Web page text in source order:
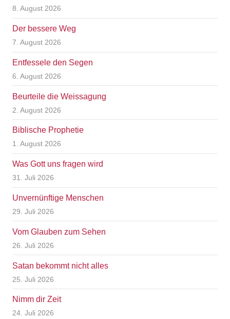
8. August 2026
Der bessere Weg
7. August 2026
Entfessele den Segen
6. August 2026
Beurteile die Weissagung
2. August 2026
Biblische Prophetie
1. August 2026
Was Gott uns fragen wird
31. Juli 2026
Unvernünftige Menschen
29. Juli 2026
Vom Glauben zum Sehen
26. Juli 2026
Satan bekommt nicht alles
25. Juli 2026
Nimm dir Zeit
24. Juli 2026